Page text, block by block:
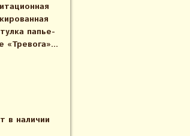
папье-
«Тревога»...
в наличии